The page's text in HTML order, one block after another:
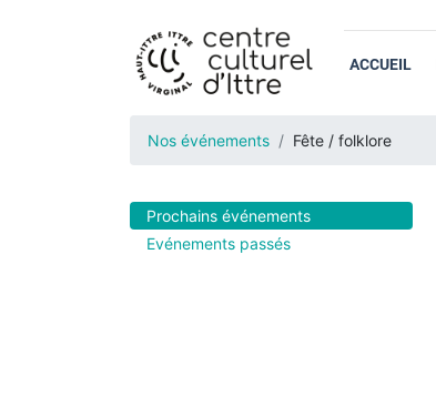
ACCUEIL
Nos événements Fête / folklore
Prochains événements
Evénements passés